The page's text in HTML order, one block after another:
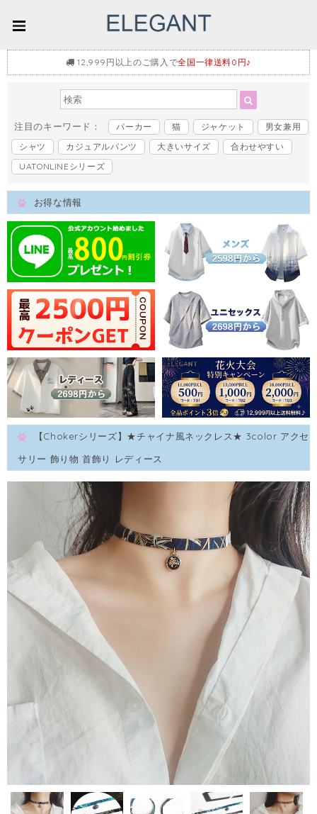
12,999円以上のご購入で全国一律送料0円♪
注目のキーワード： パーカー 猫 ジャケット
男女兼用
シャツ
カジュアルパンツ 大きいサイズ
合わせやすい
UATONLINEシリーズ
お得な情報
【Chokerシリーズ】★チャイナ風ネックレス★ 3color アクセ
サリー 飾り物 首飾り レディース